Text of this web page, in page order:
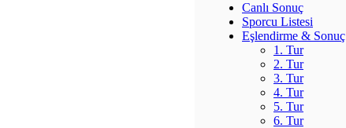
Canlı Sonuç
Sporcu Listesi
Eşlendirme & Sonuç
1. Tur
2. Tur
3. Tur
4. Tur
5. Tur
6. Tur